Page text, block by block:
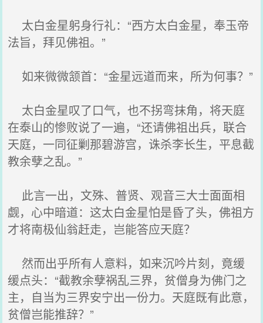
太白金星躬身行礼：“西方太白金星，奉玉帝
法旨，拜见佛祖。”
如来微微颔首：“金星远道而来，所为何事？”
太白金星叹了口气，也不拐弯抹角，将天庭
在泰山的惨败说了一遍，“还请佛祖出兵，联合
天庭，一同征剿那碧游宫，诛杀李长生，平息截
教余孽之乱。”
此言一出，文殊、普贤、观音三大士面面相
觑，心中暗道：这太白金星怕是昏了头，佛祖方
才将南极仙翁赶走，岂能答应天庭？
然而出乎所有人意料，如来沉吟片刻，竟缓
缓点头：“截教余孽祸乱三界，贫僧身为佛门之
主，自当为三界安宁出一份力。天庭既有此意，
贫僧岂能推辞？”